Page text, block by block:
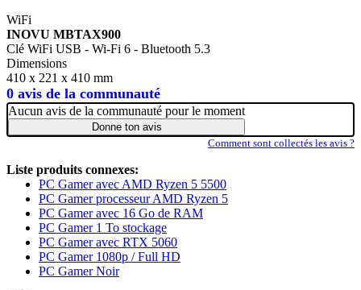
0 avis de la communauté
WiFi
INOVU MBTAX900
Clé WiFi USB - Wi-Fi 6 - Bluetooth 5.3
Dimensions
410 x 221 x 410 mm
Aucun avis de la communauté pour le moment
Donne ton avis
Comment sont collectés les avis ?
Liste produits connexes:
PC Gamer avec AMD Ryzen 5 5500
PC Gamer processeur AMD Ryzen 5
PC Gamer avec 16 Go de RAM
PC Gamer 1 To stockage
PC Gamer avec RTX 5060
PC Gamer 1080p / Full HD
PC Gamer Noir